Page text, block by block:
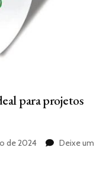
para projetos
de 2024
Deixe um